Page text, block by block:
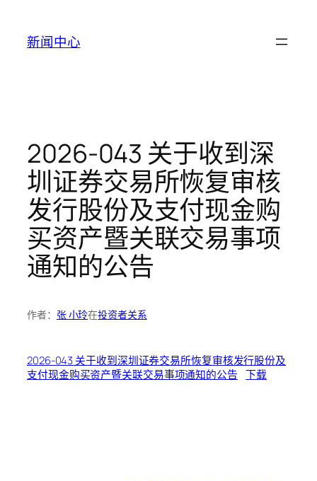
新闻中心
2026-043 关于收到深
圳证券交易所恢复审核
发行股份及支付现金购
买资产暨关联交易事项
通知的公告
作者： 张 小玲在投资者关系
2026-043 关于收到深圳证券交易所恢复审核发行股份及
支付现金购买资产暨关联交易事项通知的公告
下载